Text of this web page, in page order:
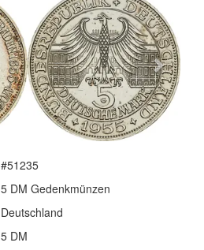
Next
#51235
5 DM Gedenkmünzen
Deutschland
5 DM